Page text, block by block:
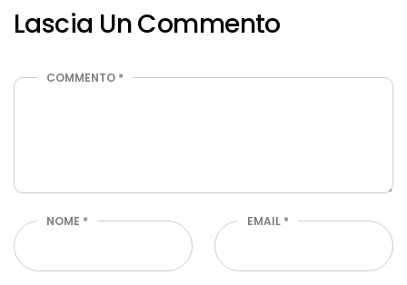
Lascia Un Commento
COMMENTO *
NOME * EMAIL *